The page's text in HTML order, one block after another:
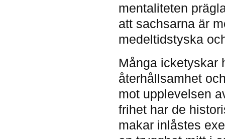
mentaliteten
att sachsarna är
medeltidstyska
Många icketyskar
återhållsamhet
mot upplevelsen
frihet har de
makar inlåstes